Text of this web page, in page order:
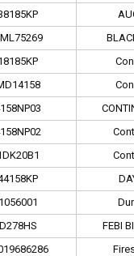
1056001
D278HS
FEBI